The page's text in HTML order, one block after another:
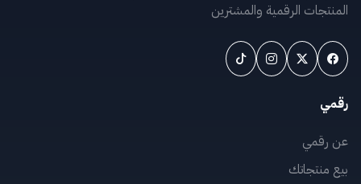
المنتجات الرقمية والمشترين
رقمي
عن رقمي
بيع منتجاتك